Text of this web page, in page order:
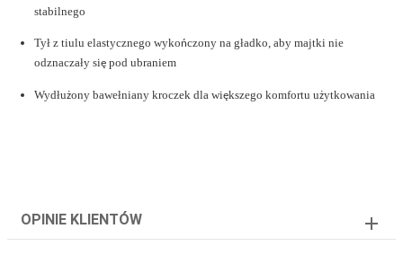
stabilnego
Tył z tiulu elastycznego wykończony na gładko, aby majtki nie
odznaczały się pod ubraniem
Wydłużony bawełniany kroczek dla większego komfortu użytkowania
OPINIE KLIENTÓW